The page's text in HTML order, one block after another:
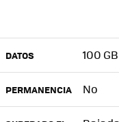
DATOS 100 GB
PERMANENCIA No